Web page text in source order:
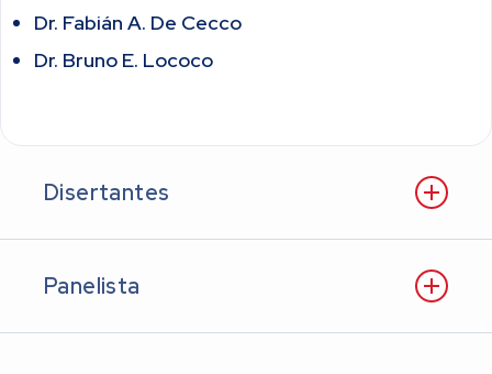
Dr. Fabián A. De Cecco
Dr. Bruno E. Lococo
Disertantes
Dr. Matías Arrupe
Dr. Alejo Pérez de la Hoz
Panelista